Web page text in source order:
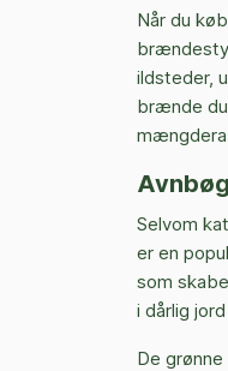
Når du
ildsteder,
brænde
Selvom
er en
som
i dårlig
De